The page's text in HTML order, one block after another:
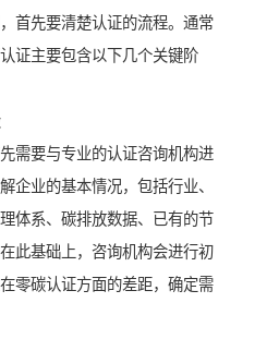
首先要清楚认证的流程。通常
证主要包含以下几个关键阶
需要与专业的认证咨询机构进
企业的基本情况，包括行业、
体系、碳排放数据、已有的节
此基础上，咨询机构会进行初
零碳认证方面的差距，确定需